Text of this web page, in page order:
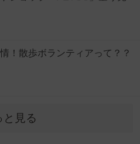
！散歩ボランティアって？？
と見る